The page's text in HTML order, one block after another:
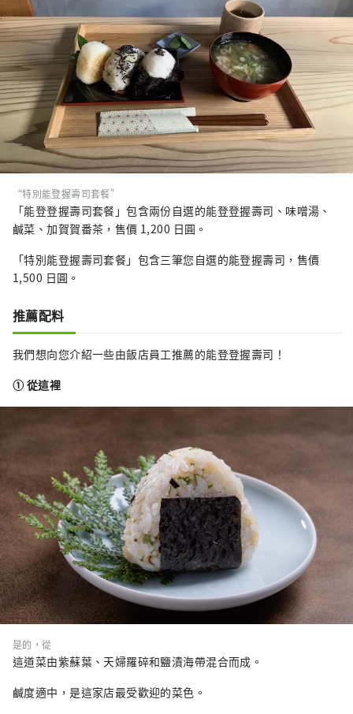
“特別能登握壽司套餐”
「能登登握壽司套餐」包含兩份自選的能登登握壽司、味噌湯、
鹹菜、加賀賀番茶，售價 1,200 日圓。
「特別能登握壽司套餐」包含三筆您自選的能登握壽司，售價
1,500 日圓。
推薦配料
我們想向您介紹一些由飯店員工推薦的能登登握壽司！
① 從這裡
是的，從
這道菜由紫蘇葉、天婦羅碎和鹽漬海帶混合而成。
鹹度適中，是這家店最受歡迎的菜色。